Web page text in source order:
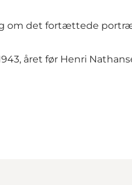
om det fortættede
året før Henri